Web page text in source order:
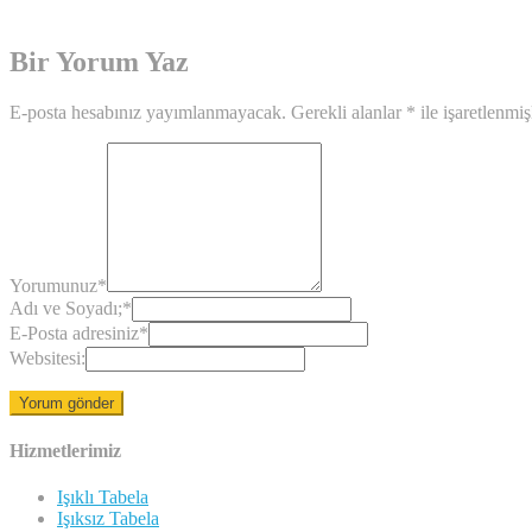
Bir Yorum Yaz
E-posta hesabınız yayımlanmayacak. Gerekli alanlar * ile
Yorumunuz*
Adı ve Soyadı;*
E-Posta adresiniz*
Websitesi:
Hizmetlerimiz
Işıklı Tabela
Işıksız Tabela